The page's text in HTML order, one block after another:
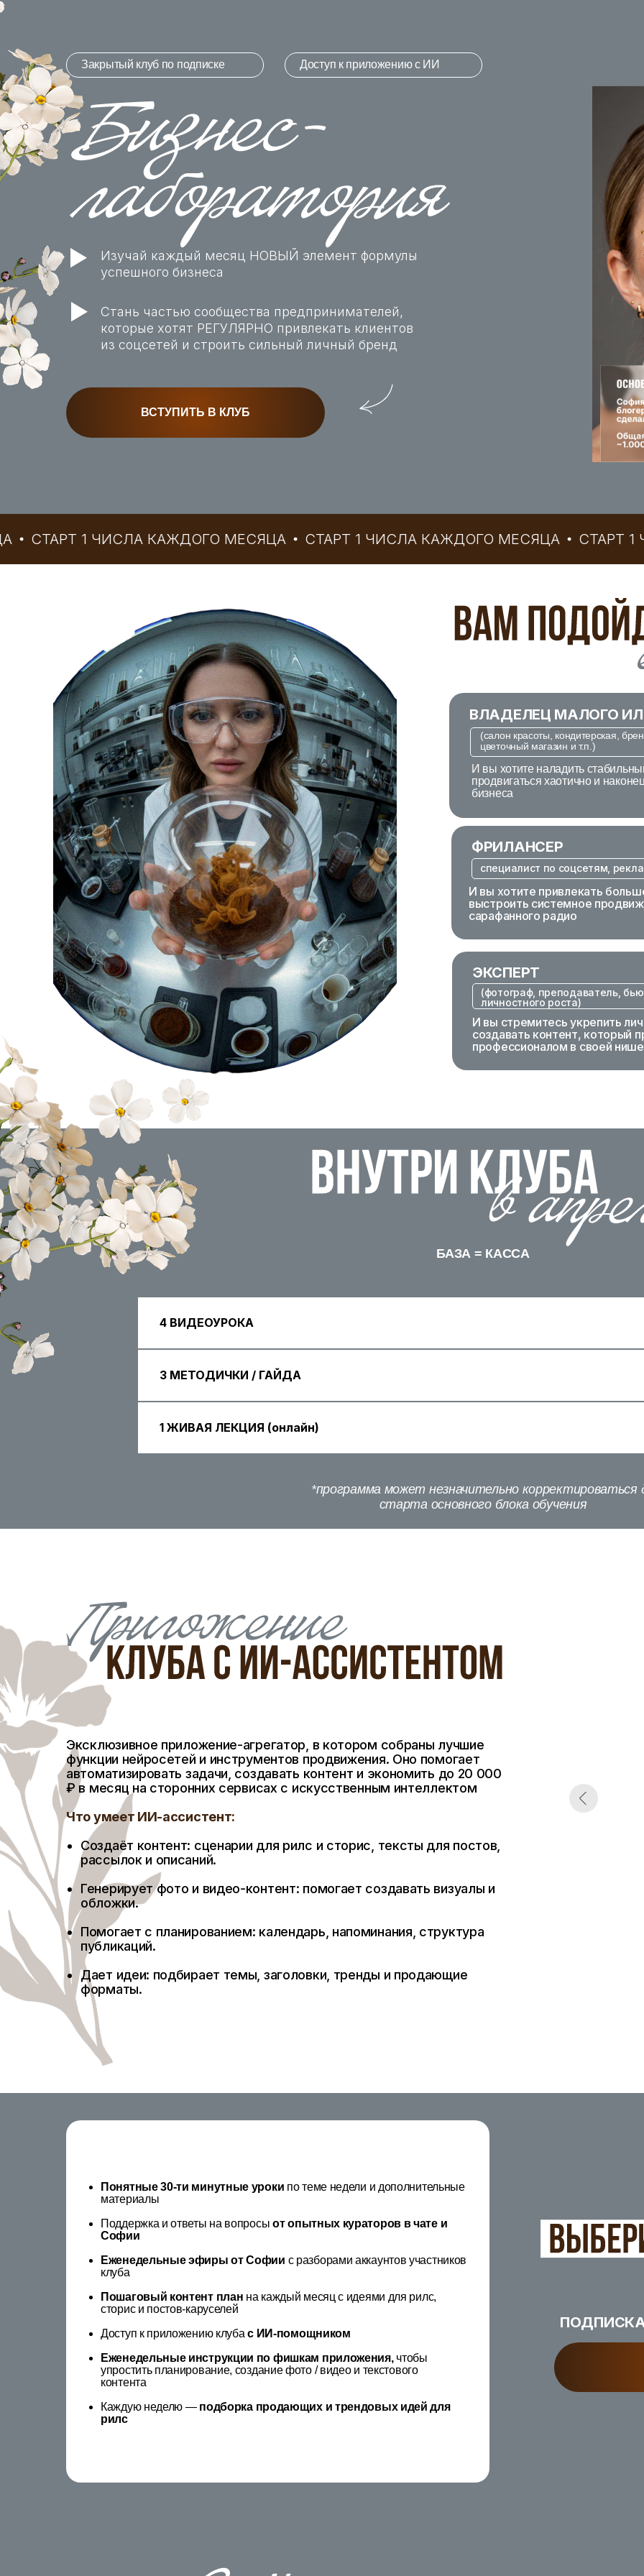
Изучай каждый месяц НОВЫЙ элемент формулы
успешного бизнеса
Стань частью сообщества предпринимателей,
которые хотят РЕГУЛЯРНО привлекать клиентов
из соцсетей и строить сильный личный бренд
Закрытый клуб по подписке Доступ к приложению с ИИ
ВСТУПИТЬ В КЛУБ
1 ЧИСЛА КАЖДОГО МЕСЯЦА СТАРТ 1 ЧИСЛА КАЖДОГО МЕСЯЦА СТАРТ 1
специалист по соцсетям,
И вы хотите привлекать
выстроить системное
сарафанного радио
ФРИЛАНСЕР
И вы стремитесь укрепить
создавать контент, который
профессионалом в своей нише
(фотограф, преподаватель,
личностного роста)
ЭКСПЕРТ
(салон красоты, кондитерская,
цветочный магазин и т.п.)
И вы хотите наладить
продвигаться хаотично и
бизнеса
ВЛАДЕЛЕЦ МАЛОГО
БАЗА = КАССА
4 ВИДЕОУРОКА
3 МЕТОДИЧКИ / ГАЙДА
1 ЖИВАЯ ЛЕКЦИЯ (онлайн)
*программа может незначительно корректироваться
старта основного блока обучения
Эксклюзивное приложение-агрегатор, в котором собраны лучшие
функции нейросетей и инструментов продвижения. Оно помогает
автоматизировать задачи, создавать контент и экономить до 20 000
₽ в месяц на сторонних сервисах с искусственным интеллектом
Что умеет ИИ-ассистент:
Создаёт контент: сценарии для рилс и сторис, тексты для постов,
рассылок и описаний.
Генерирует фото и видео-контент: помогает создавать визуалы и
обложки.
Помогает с планированием: календарь, напоминания, структура
публикаций.
Дает идеи: подбирает темы, заголовки, тренды и продающие
форматы.
Понятные 30-ти минутные уроки по теме недели и дополнительные
материалы
Поддержка и ответы на вопросы от опытных кураторов в чате и
Софии
Еженедельные эфиры от Софии с разборами аккаунтов участников
клуба
Пошаговый контент план на каждый месяц с идеями для рилс,
сторис и постов-каруселей
Доступ к приложению клуба с ИИ-помощником
Еженедельные инструкции по фишкам приложения,чтобы
упростить планирование, создание фото / видео и текстового
контента
Каждую неделю — подборка продающих и трендовых идей для
рилс